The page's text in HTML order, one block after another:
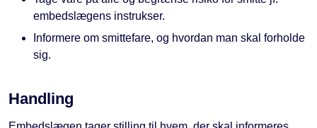
embedslægens instrukser.
Informere om smittefare, og hvordan man skal forholde
sig.
Handling